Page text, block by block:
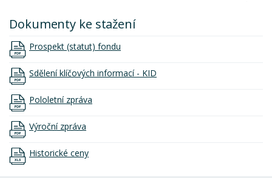
Dokumenty ke stažení
Prospekt (statut) fondu
Sdělení klíčových informací - KID
Pololetní zpráva
Výroční zpráva
Historické ceny